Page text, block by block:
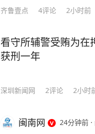
齐鲁壹点 4评论 2小时前
看守所辅警受贿为在
获刑一年
深圳新闻网 2评论 2小时
闽南网 24分钟前 ·